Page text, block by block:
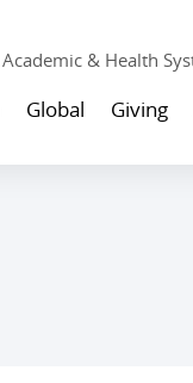
Academic & Health
Global Giving